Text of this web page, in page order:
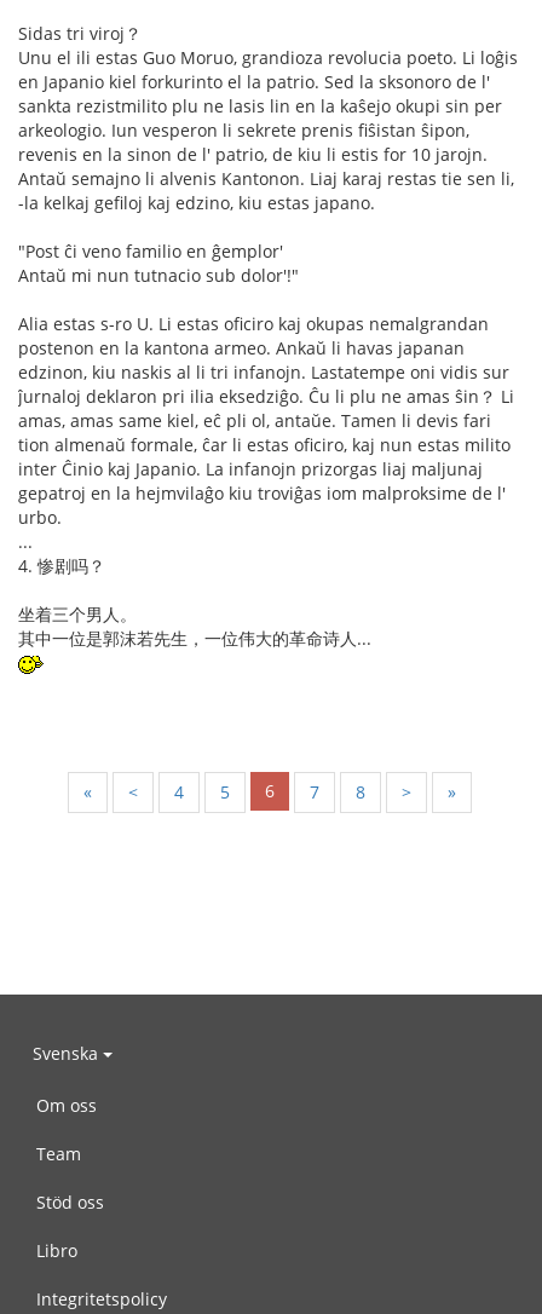
Sidas tri viroj？
Unu el ili estas Guo Moruo, grandioza revolucia poeto. Li loĝis
en Japanio kiel forkurinto el la patrio. Sed la sksonoro de l'
sankta rezistmilito plu ne lasis lin en la kaŝejo okupi sin per
arkeologio. Iun vesperon li sekrete prenis fiŝistan ŝipon,
revenis en la sinon de l' patrio, de kiu li estis for 10 jarojn.
Antaŭ semajno li alvenis Kantonon. Liaj karaj restas tie sen li,
-la kelkaj gefiloj kaj edzino, kiu estas japano.
"Post ĉi veno familio en ĝemplor'
Antaŭ mi nun tutnacio sub dolor'!"
Alia estas s-ro U. Li estas oficiro kaj okupas nemalgrandan
postenon en la kantona armeo. Ankaŭ li havas japanan
edzinon, kiu naskis al li tri infanojn. Lastatempe oni vidis sur
ĵurnaloj deklaron pri ilia eksedziĝo. Ĉu li plu ne amas ŝin？ Li
amas, amas same kiel, eĉ pli ol, antaŭe. Tamen li devis fari
tion almenaŭ formale, ĉar li estas oficiro, kaj nun estas milito
inter Ĉinio kaj Japanio. La infanojn prizorgas liaj maljunaj
gepatroj en la hejmvilaĝo kiu troviĝas iom malproksime de l'
urbo.
...
4. 惨剧吗？
坐着三个男人。
其中一位是郭沫若先生，一位伟大的革命诗人...
« < 4 5 6 7 8 > »
Svenska
Om oss
Team
Stöd oss
Libro
Integritetspolicy